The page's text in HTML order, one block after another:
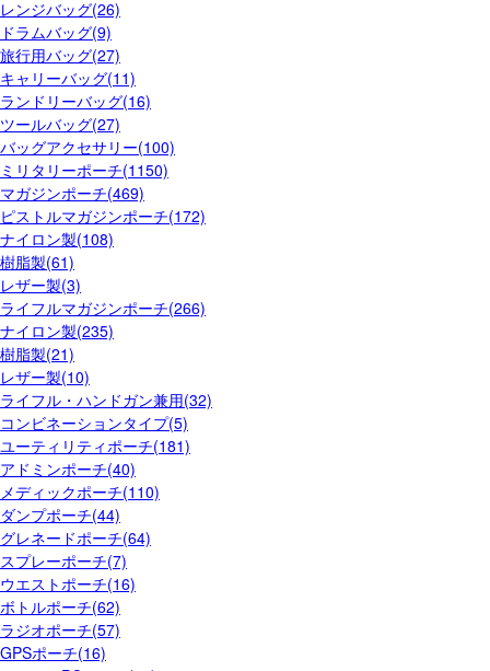
レンジバッグ(26)
ドラムバッグ(9)
旅行用バッグ(27)
キャリーバッグ(11)
ランドリーバッグ(16)
ツールバッグ(27)
バッグアクセサリー(100)
ミリタリーポーチ(1150)
マガジンポーチ(469)
ピストルマガジンポーチ(172)
ナイロン製(108)
樹脂製(61)
レザー製(3)
ライフルマガジンポーチ(266)
ナイロン製(235)
樹脂製(21)
レザー製(10)
ライフル・ハンドガン兼用(32)
コンビネーションタイプ(5)
ユーティリティポーチ(181)
アドミンポーチ(40)
メディックポーチ(110)
ダンプポーチ(44)
グレネードポーチ(64)
スプレーポーチ(7)
ウエストポーチ(16)
ボトルポーチ(62)
ラジオポーチ(57)
GPSポーチ(16)